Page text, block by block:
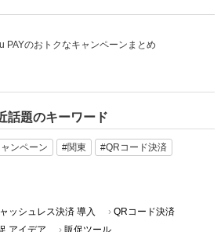
PAYのおトクなキャンペーンまとめ
話題のキーワード
ンペーン #関東 #QRコード決済
ッシュレス決済 導入
QRコード決済
アイデア
販促ツール